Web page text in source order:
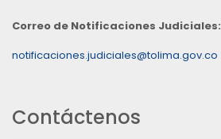
Correo de Notificaciones Judiciales:
notificaciones.judiciales@tolima.gov.co
Contáctenos